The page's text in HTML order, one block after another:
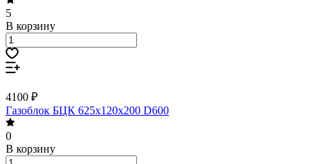
5
В корзину
4100 ₽
Газоблок БЦК 625х120х200 D600
0
В корзину